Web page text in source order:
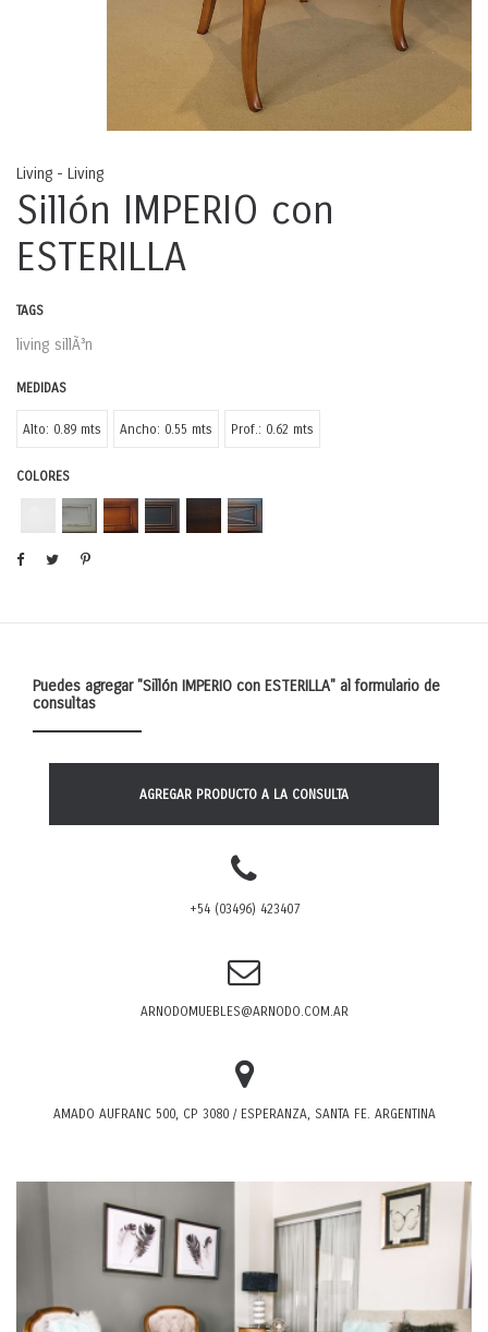
Living - Living
Sillón IMPERIO con
ESTERILLA
TAGS
living sillÃ³n
MEDIDAS
Alto: 0.89 mts Ancho: 0.55 mts Prof.: 0.62 mts
COLORES
Puedes agregar"Sillón IMPERIO con ESTERILLA" al formulario de
consultas
AGREGAR PRODUCTO A LA CONSULTA
+54 (03496) 423407
ARNODOMUEBLES@ARNODO.COM.AR
AMADO AUFRANC 500, CP 3080 / ESPERANZA, SANTA FE. ARGENTINA